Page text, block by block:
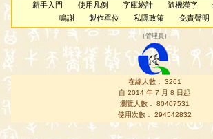
新手入門 使用凡例 字庫統計 隨機漢字
鳴謝
製作單位 私隱政策 免責聲明
（管理員 ）
在線人數： 3261
自 2014 年 7 月 8 日起
瀏覽人數： 80407531
使用次數： 294542832